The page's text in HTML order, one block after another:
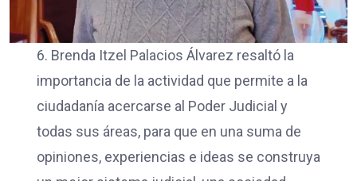
6. Brenda Itzel Palacios Álvarez resaltó la
importancia de la actividad que permite a la
ciudadanía acercarse al Poder Judicial y
todas sus áreas, para que en una suma de
opiniones, experiencias e ideas se construya